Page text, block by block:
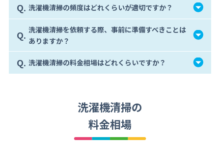
Q. 洗濯機清掃の頻度はどれくらいが適切ですか？
Q. 洗濯機清掃を依頼する際、事前に準備すべきことは
ありますか？
Q. 洗濯機清掃の料金相場はどれくらいですか？
洗濯機清掃の
料金相場